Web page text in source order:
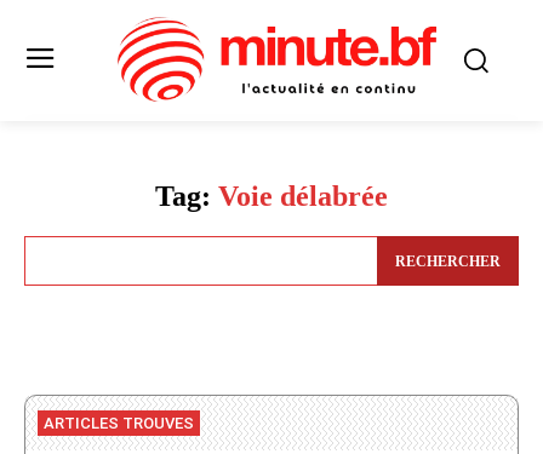
Tag: Voie délabrée
RECHERCHER
ARTICLES TROUVES